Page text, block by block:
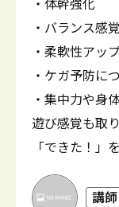
・バランス感
・柔軟性アッ
・ケガ予防に
・集中力や身
遊び感覚も取
「できた！」
講師